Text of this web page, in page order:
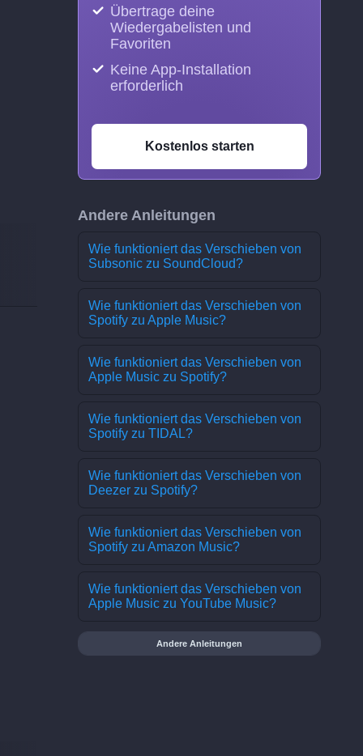
Übertrage deine
Wiedergabelisten und
Favoriten
Keine App-Installation
erforderlich
Kostenlos starten
Andere Anleitungen
Wie funktioniert das Verschieben von
Subsonic zu SoundCloud?
Wie funktioniert das Verschieben von
Spotify zu Apple Music?
Wie funktioniert das Verschieben von
Apple Music zu Spotify?
Wie funktioniert das Verschieben von
Spotify zu TIDAL?
Wie funktioniert das Verschieben von
Deezer zu Spotify?
Wie funktioniert das Verschieben von
Spotify zu Amazon Music?
Wie funktioniert das Verschieben von
Apple Music zu YouTube Music?
Andere Anleitungen